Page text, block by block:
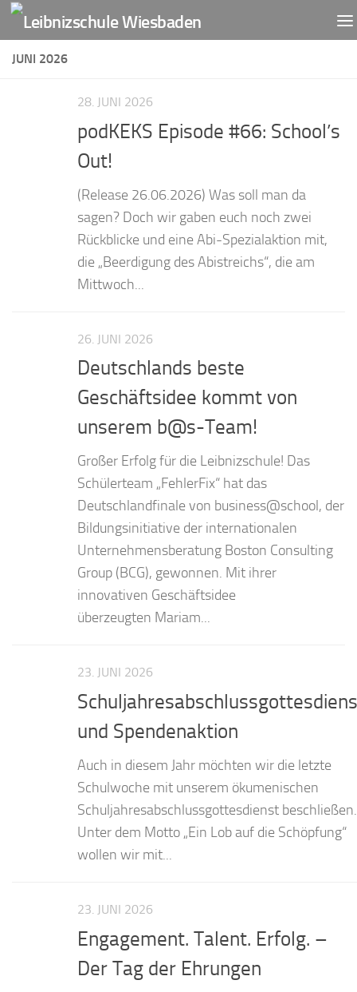
Zum Inhalt springen
JUNI 2026
28. JUNI 2026
podKEKS Episode #66: School’s
Out!
(Release 26.06.2026) Was soll man da
sagen? Doch wir gaben euch noch zwei
Rückblicke und eine Abi-Spezialaktion mit,
die „Beerdigung des Abistreichs“, die am
Mittwoch...
26. JUNI 2026
Deutschlands beste
Geschäftsidee kommt von
unserem b@s-Team!
Großer Erfolg für die Leibnizschule! Das
Schülerteam „FehlerFix“ hat das
Deutschlandfinale von business@school, der
Bildungsinitiative der internationalen
Unternehmensberatung Boston Consulting
Group (BCG), gewonnen. Mit ihrer
innovativen Geschäftsidee
überzeugten Mariam...
23. JUNI 2026
und Spendenaktion
Auch in diesem Jahr möchten wir die letzte
Schulwoche mit unserem ökumenischen
Schuljahresabschlussgottesdienst beschließen.
Unter dem Motto „Ein Lob auf die Schöpfung“
wollen wir mit...
23. JUNI 2026
Engagement. Talent. Erfolg. –
Der Tag der Ehrungen